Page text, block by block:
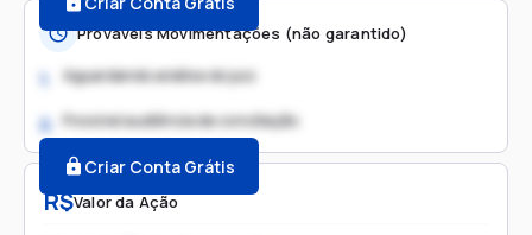
R$Valor da Ação
Prováveis Movimentações (não garantido)
1. Aguardando análise do juiz
2. Possível audiência de conciliação
Criar Conta Grátis